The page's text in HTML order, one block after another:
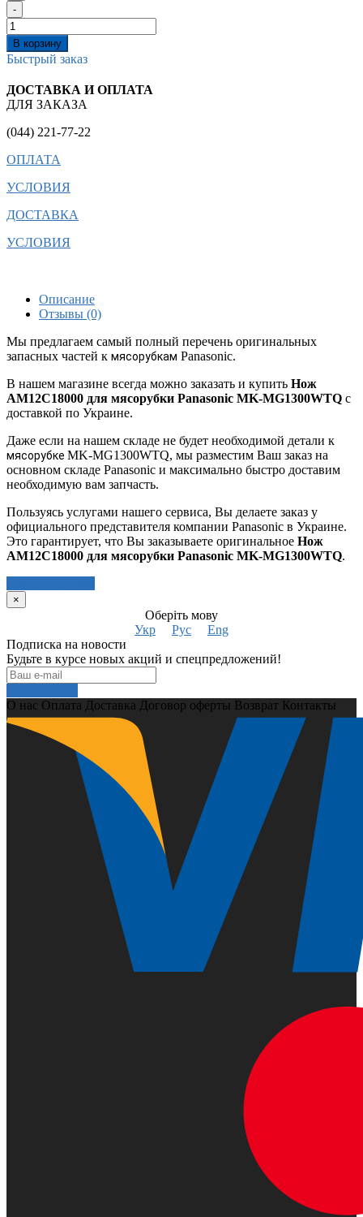
-
В корзину
Быстрый заказ
ДОСТАВКА И ОПЛАТА
ДЛЯ ЗАКАЗА
(044) 221-77-22
ОПЛАТА
УСЛОВИЯ
ДОСТАВКА
УСЛОВИЯ
Описание
Отзывы (0)
Мы предлагаем самый полный перечень оригинальных
запасных частей к мясорубкам Panasonic.
В нашем магазине всегда можно заказать и купить Нож
AM12C18000 для мясорубки Panasonic MK-MG1300WTQ с
доставкой по Украине.
Даже если на нашем складе не будет необходимой детали к
мясорубке MK-MG1300WTQ, мы разместим Ваш заказ на
основном складе Panasonic и максимально быстро доставим
необходимую вам запчасть.
Пользуясь услугами нашего сервиса, Вы делаете заказ у
официального представителя компании Panasonic в Украине.
Это гарантирует, что Вы заказываете оригинальное Нож
AM12C18000 для мясорубки Panasonic MK-MG1300WTQ.
×
Оберіть мову
Укр
Рус
Eng
Подписка на новости
Будьте в курсе новых акций и спецпредложений!
О нас Оплата Доставка Договор оферты Возврат Контакты